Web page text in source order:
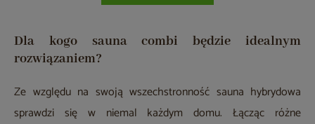
Dla kogo sauna combi będzie idealnym
rozwiązaniem?
Ze względu na swoją wszechstronność sauna hybrydowa
sprawdzi się w niemal każdym domu. Łącząc różne